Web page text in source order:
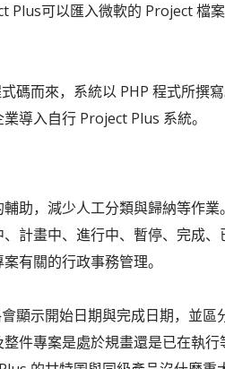
Plus可以匯入微軟的 Project 檔
碼而來，系統以 PHP 程式所撰
導入自行 Project Plus 系統。
助，減少人工分類與歸納等作
計畫中、進行中、暫停、完成
有關的行政事務管理。
顯示開始日期與完成日期，並區
件專案是處於規畫還是已在執